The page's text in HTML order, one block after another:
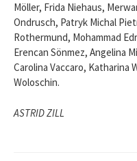
Möller, Frida Niehaus,
Ondrusch, Patryk Michal
Rothermund, Mohammad
Erencan Sönmez, Angelina
Carolina Vaccaro, Katharina
Woloschin.
ASTRID ZILL